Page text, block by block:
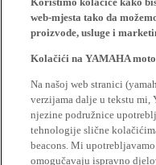
web-mjesta tako da
proizvode, usluge i
Kolačići na YAMAHA
Na našoj web stranici
verzijama dalje u tekstu mi,
njezine podružnice
tehnologije slične
beacons. Mi
omogučavaju ispravno